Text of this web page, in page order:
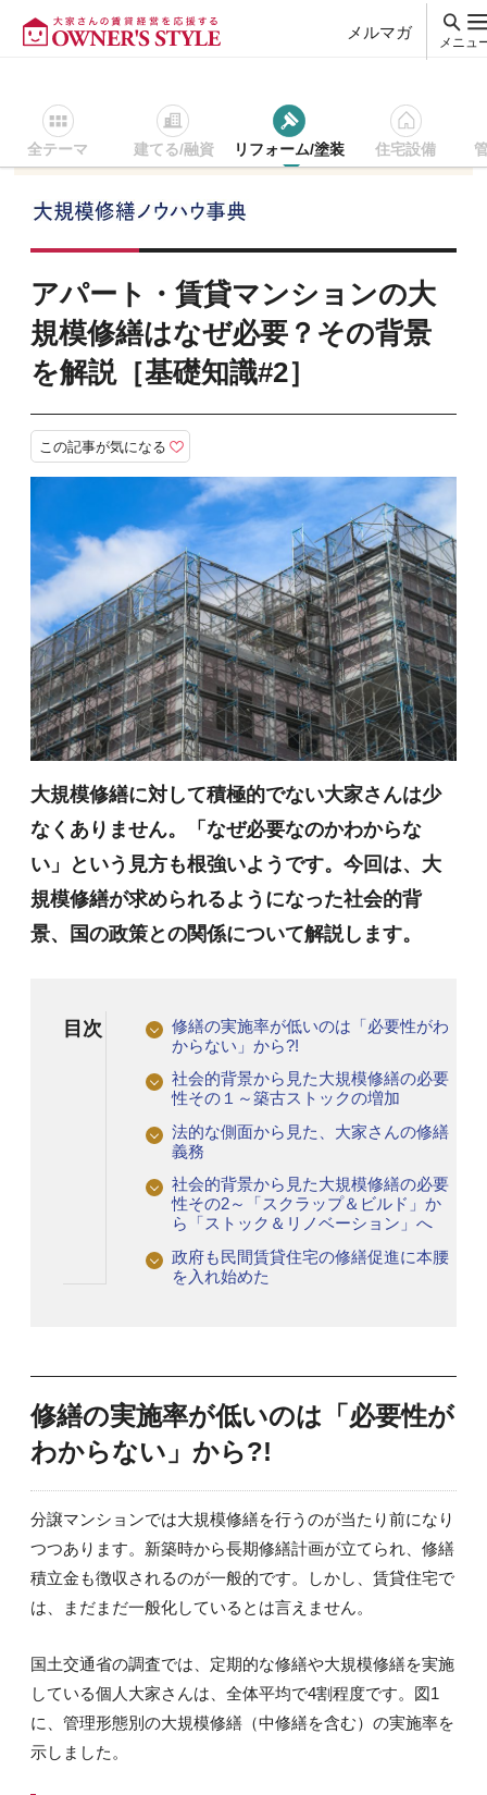
メルマガ
メニュ
全テーマ 建てる/融資 リフォーム/塗装 住宅設備
賃貸経営ＴＯＰ 大規模修繕ノウハウ事典 基礎知識 ア
アパート・賃貸マンションの大
規模修繕はなぜ必要？その背景
を解説［基礎知識#2］
この記事が気になる
大規模修繕に対して積極的でない大家さんは少
なくありません。「なぜ必要なのかわからな
い」という見方も根強いようです。今回は、大
規模修繕が求められるようになった社会的背
景、国の政策との関係について解説します。
目次
修繕の実施率が低いのは「必要性がわ
からない」から?!
社会的背景から見た大規模修繕の必要
性その１～築古ストックの増加
法的な側面から見た、大家さんの修繕
義務
社会的背景から見た大規模修繕の必要
性その2～「スクラップ＆ビルド」か
ら「ストック＆リノベーション」へ
政府も民間賃貸住宅の修繕促進に本腰
を入れ始めた
修繕の実施率が低いのは「必要性が
わからない」から?!
分譲マンションでは大規模修繕を行うのが当たり前になり
つつあります。新築時から長期修繕計画が立てられ、修繕
積立金も徴収されるのが一般的です。しかし、賃貸住宅で
は、まだまだ一般化しているとは言えません。
国土交通省の調査では、定期的な修繕や大規模修繕を実施
している個人大家さんは、全体平均で4割程度です。図1
に、管理形態別の大規模修繕（中修繕を含む）の実施率を
示しました。